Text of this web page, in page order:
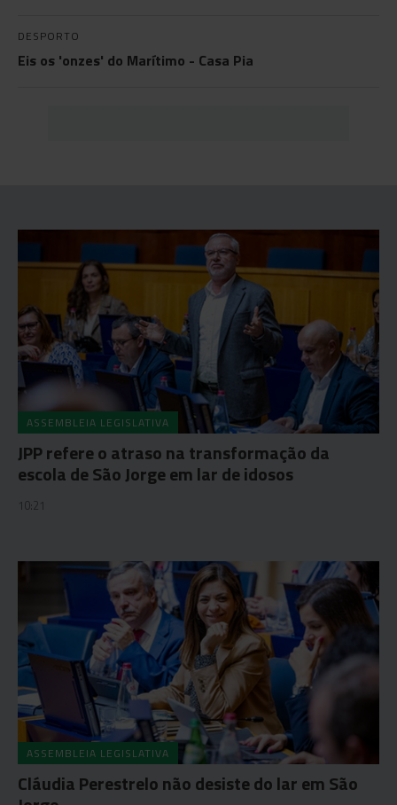
DESPORTO
Eis os 'onzes' do Marítimo - Casa Pia
ASSEMBLEIA LEGISLATIVA
JPP refere o atraso na transformação da
escola de São Jorge em lar de idosos
10:21
ASSEMBLEIA LEGISLATIVA
Cláudia Perestrelo não desiste do lar em São